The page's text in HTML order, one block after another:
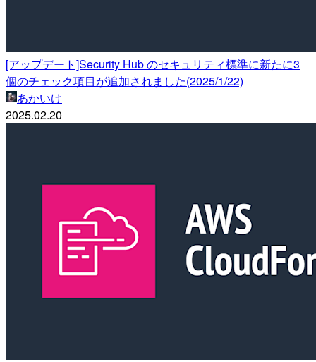
[アップデート]Security Hub のセキュリティ標準に新たに3
個のチェック項目が追加されました(2025/1/22)
あかいけ
2025.02.20